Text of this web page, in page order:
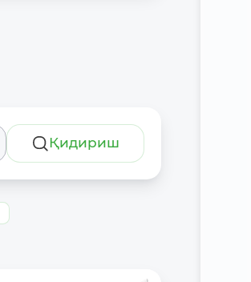
Қидириш